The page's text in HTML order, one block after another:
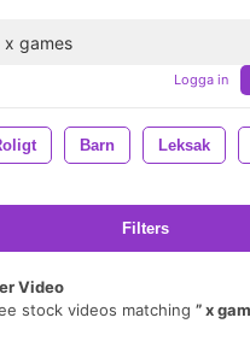
Logga in
Barn Leksak
Filters
Video
stock videos matching
x